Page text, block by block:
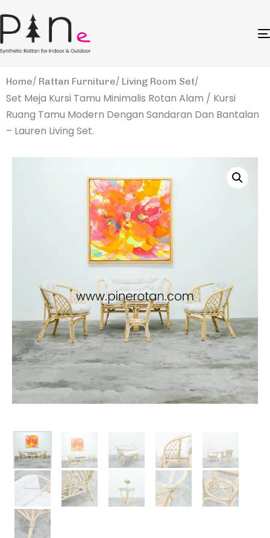
Home Rattan Furniture Living Room Set
Set Meja Kursi Tamu Minimalis Rotan Alam / Kursi
Ruang Tamu Modern Dengan Sandaran Dan Bantalan
– Lauren Living Set.